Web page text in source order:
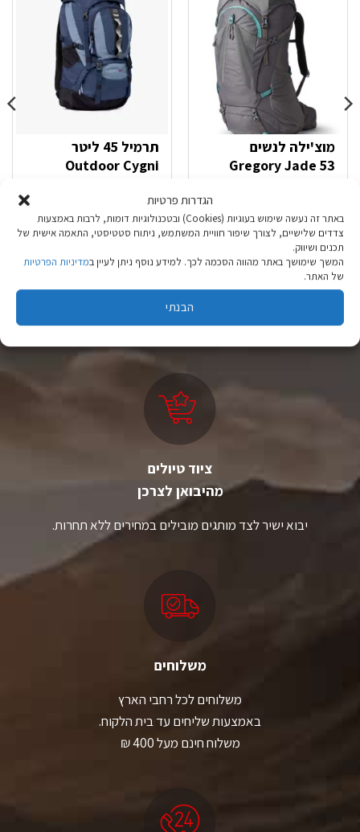
הגדרות פרטיות
באתר זה נעשה שימוש בעוגיות (Cookies) ובטכנולוגיות דומות, לרבות באמצעות
צדדים שלישיים, לצורך שיפור חוויית המשתמש, ניתוח סטטיסטי, התאמה אישית של
תכנים ושיווק.
המשך שימושך באתר מהווה הסכמה לכך. למידע נוסף ניתן לעיין במדיניות הפרטיות
של האתר.
הבנתי
מוצ'ילה לנשים
Gregory Jade 53
₪899.90
בחר אפשרויות
למוצר
זה
ניתן
האפשרויות
תרמיל 45 ליטר
Outdoor Cygni
₪279.90
בחר אפשרויות
למוצר
זה
ניתן
לבחור
האפשרויות
המוצר
ציוד טיולים
מהיבואן לצרכן
יבוא ישיר לצד מותגים מובילים במחירים ללא תחרות.
משלוחים
משלוחים לכל רחבי הארץ
באמצעות שליחים עד בית הלקוח.
משלוח חינם מעל 400 ₪